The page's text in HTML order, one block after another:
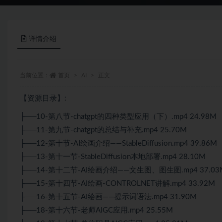
详情介绍
【资源目录】:
├──10-第八节-chatgpt的四种类型应用（下）.mp4 24.98M
├──11-第九节-chatgpt的总结与补充.mp4 25.70M
├──12-第十节-AI绘画介绍——StableDiffusion.mp4 39.86M
├──13-第十一节-StableDiffusion本地部署.mp4 28.10M
├──14-第十二节-AI绘画介绍——文生图、图生图.mp4
├──15-第十四节-AI绘画-CONTROLNET讲解.mp4 33.92M
├──16-第十五节-AI绘画——提示词语法.mp4 31.90M
├──18-第十六节-老师AIGC应用.mp4 25.55M